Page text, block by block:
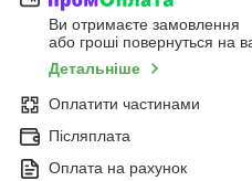
Ви отримаєте замовлення
або гроші повернуться на
Детальніше
Оплатити частинами
Післяплата
Оплата на рахунок